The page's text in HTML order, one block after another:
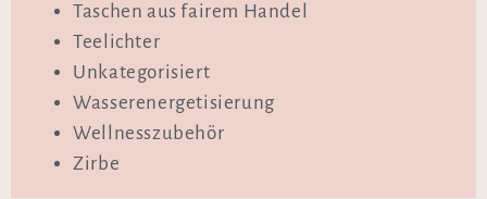
Taschen aus fairem Handel
Teelichter
Unkategorisiert
Wasserenergetisierung
Wellnesszubehör
Zirbe